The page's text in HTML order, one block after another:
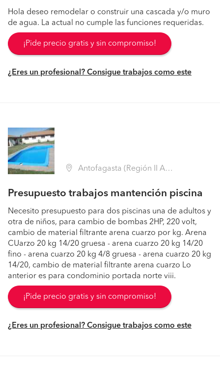
Hola deseo remodelar o construir una cascada y/o muro
de agua. La actual no cumple las funciones requeridas.
¡Pide precio gratis y sin compromiso!
¿Eres un profesional? Consigue trabajos como este
Antofagasta (Región II Antofagasta - Antofagasta)
Presupuesto trabajos mantención piscina
Necesito presupuesto para dos piscinas una de adultos y
otra de niños, para cambio de bombas 2HP, 220 volt,
cambio de material filtrante arena cuarzo por kg. Arena
CUarzo 20 kg 14/20 gruesa - arena cuarzo 20 kg 14/20
fino - arena cuarzo 20 kg 4/8 gruesa - arena cuarzo 20 kg
14/20, cambio de material filtrante arena cuarzo Lo
anterior es para condominio portada norte viii.
¡Pide precio gratis y sin compromiso!
¿Eres un profesional? Consigue trabajos como este